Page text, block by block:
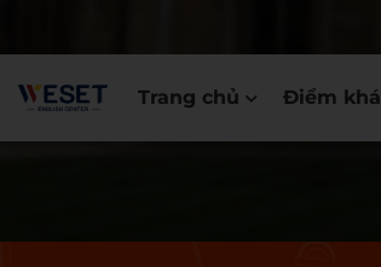
Trang chủ Điểm